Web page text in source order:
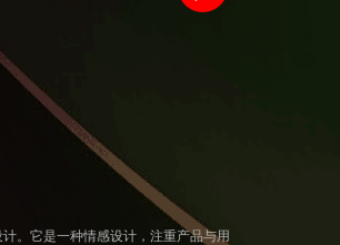
。它是一种情感设计，注重产品与用